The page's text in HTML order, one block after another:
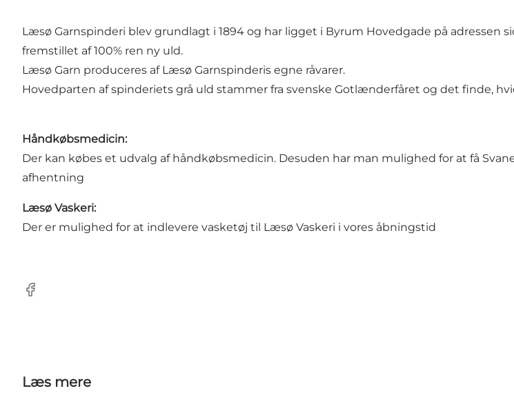
Læsø Garnspinderi blev grundlagt i 1894 og har ligget i Byrum Hovedgade på adressen
fremstillet af 100% ren ny uld.
Læsø Garn produceres af Læsø Garnspinderis egne råvarer.
Hovedparten af spinderiets grå uld stammer fra svenske Gotlænderfåret og det finde,
Håndkøbsmedicin:
Der kan købes et udvalg af håndkøbsmedicin. Desuden har man mulighed for at få
afhentning
Læsø Vaskeri:
Der er mulighed for at indlevere vasketøj til Læsø Vaskeri i vores åbningstid
Facebook
Læs mere